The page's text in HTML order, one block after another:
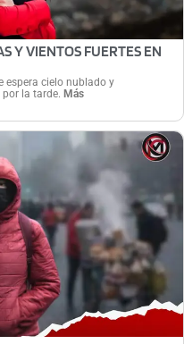
Y VIENTOS FUERTES EN
espera cielo nublado y
la tarde. Más